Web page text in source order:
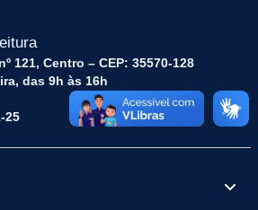
121, Centro – CEP: 35570-128
das 9h às 16h
25